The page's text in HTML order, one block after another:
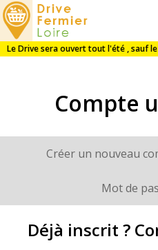
Loire
Compte
OngletsCréer un nouveau
Mot de
Déjà inscrit ?